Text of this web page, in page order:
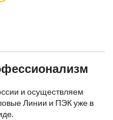
и осуществляем
Линии и ПЭК уже в